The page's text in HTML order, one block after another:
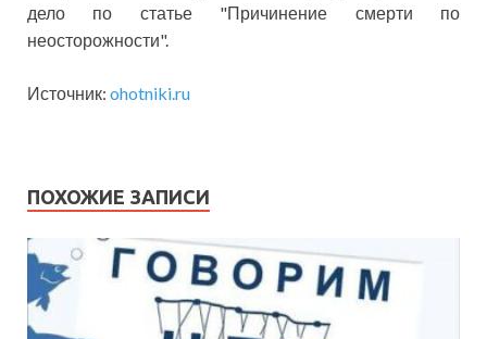
дело по статье "Причинение смерти по
неосторожности".
Источник: ohotniki.ru
ПОХОЖИЕ ЗАПИСИ